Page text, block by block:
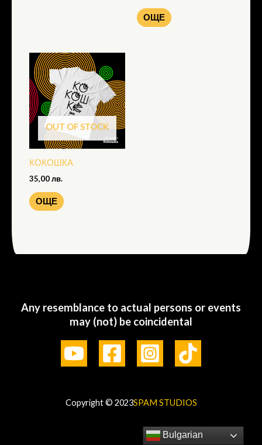
ОЩЕ
OUT OF STOCK
КОКОШКА
35,00лв.
ОЩЕ
Any resemblance to actual persons or events
may (not) be coincidental
Copyright © 2023SPAM STUDIOS
Bulgarian